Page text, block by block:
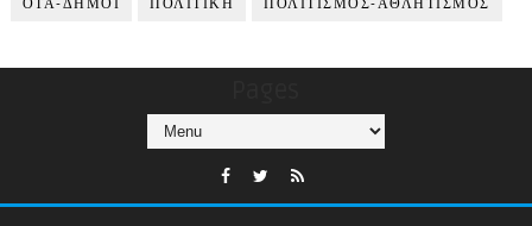
ΟΤΑ-ΔΗΜΟΙ ΠΟΛΙΤΙΚΗ ΠΟΛΙΤΙΣΜΟΣ-ΑΘΛΗΤΙΣΜΟΣ